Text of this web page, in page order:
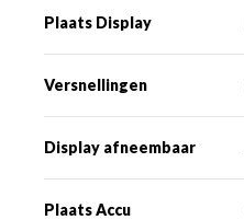
Plaats Display
Versnellingen
Display afneembaar
Plaats Accu